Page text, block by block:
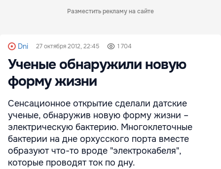
Разместить рекламу на сайте
Dni 27 октября 2012, 22:45 1 704
Ученые обнаружили новую
форму жизни
Сенсационное открытие сделали датские
ученые, обнаружив новую форму жизни –
электрическую бактерию. Многоклеточные
бактерии на дне орхусского порта вместе
образуют что-то вроде "электрокабеля",
которые проводят ток по дну.